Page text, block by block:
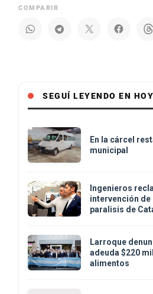
COMPARIR
SEGUÍ LEYENDO EN
En la cárcel
municipal
Ingenieros
intervención
paralisis de
Larroque
adeuda $220
alimentos